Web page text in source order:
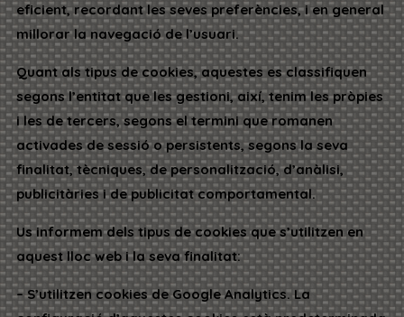
eficient, recordant les seves preferències, i en general
millorar la navegació de l’usuari.
Quant als tipus de cookies, aquestes es classifiquen
segons l’entitat que les gestioni, així, tenim les pròpies
i les de tercers, segons el termini que romanen
activades de sessió o persistents, segons la seva
finalitat, tècniques, de personalització, d’anàlisi,
publicitàries i de publicitat comportamental.
Us informem dels tipus de cookies que s’utilitzen en
aquest lloc web i la seva finalitat:
– S’utilitzen cookies de Google Analytics. La